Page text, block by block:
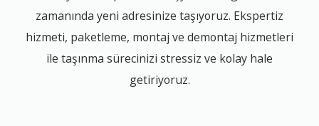
zamanında yeni adresinize taşıyoruz. Ekspertiz
hizmeti, paketleme, montaj ve demontaj hizmetleri
ile taşınma sürecinizi stressiz ve kolay hale
getiriyoruz.